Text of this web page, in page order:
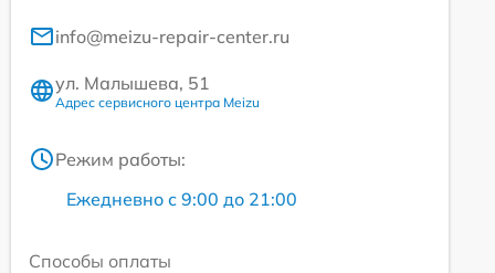
info@meizu-repair-center.ru
ул. Малышева, 51
Адрес сервисного центра Meizu
Режим работы:
Ежедневно с 9:00 до 21:00
Способы оплаты